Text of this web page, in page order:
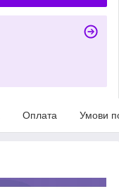
Оплата Умови